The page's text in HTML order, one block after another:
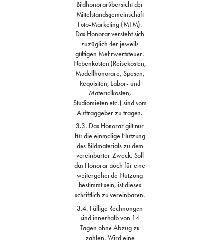
Bildhonorarübersicht der
Mittelstandsgemeinschaft
Foto-Marketing (MFM).
Das Honorar versteht sich
zuzüglich der jeweils
gültigen Mehrwertsteuer.
Nebenkosten (Reisekosten,
Modellhonorare, Spesen,
Requisiten, Labor- und
Materialkosten,
Studiomieten etc.) sind vom
Auftraggeber zu tragen.
3.3. Das Honorar gilt nur
für die einmalige Nutzung
des Bildmaterials zu dem
vereinbarten Zweck. Soll
das Honorar auch für eine
weitergehende Nutzung
bestimmt sein, ist dieses
schriftlich zu vereinbaren.
3.4. Fällige Rechnungen
sind innerhalb von 14
Tagen ohne Abzug zu
zahlen. Wird eine